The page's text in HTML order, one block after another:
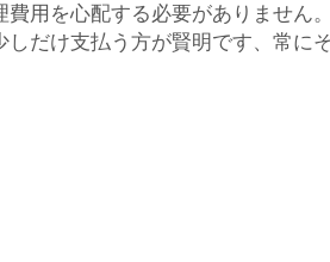
用を心配する必要がありません
だけ支払う方が賢明です、常に